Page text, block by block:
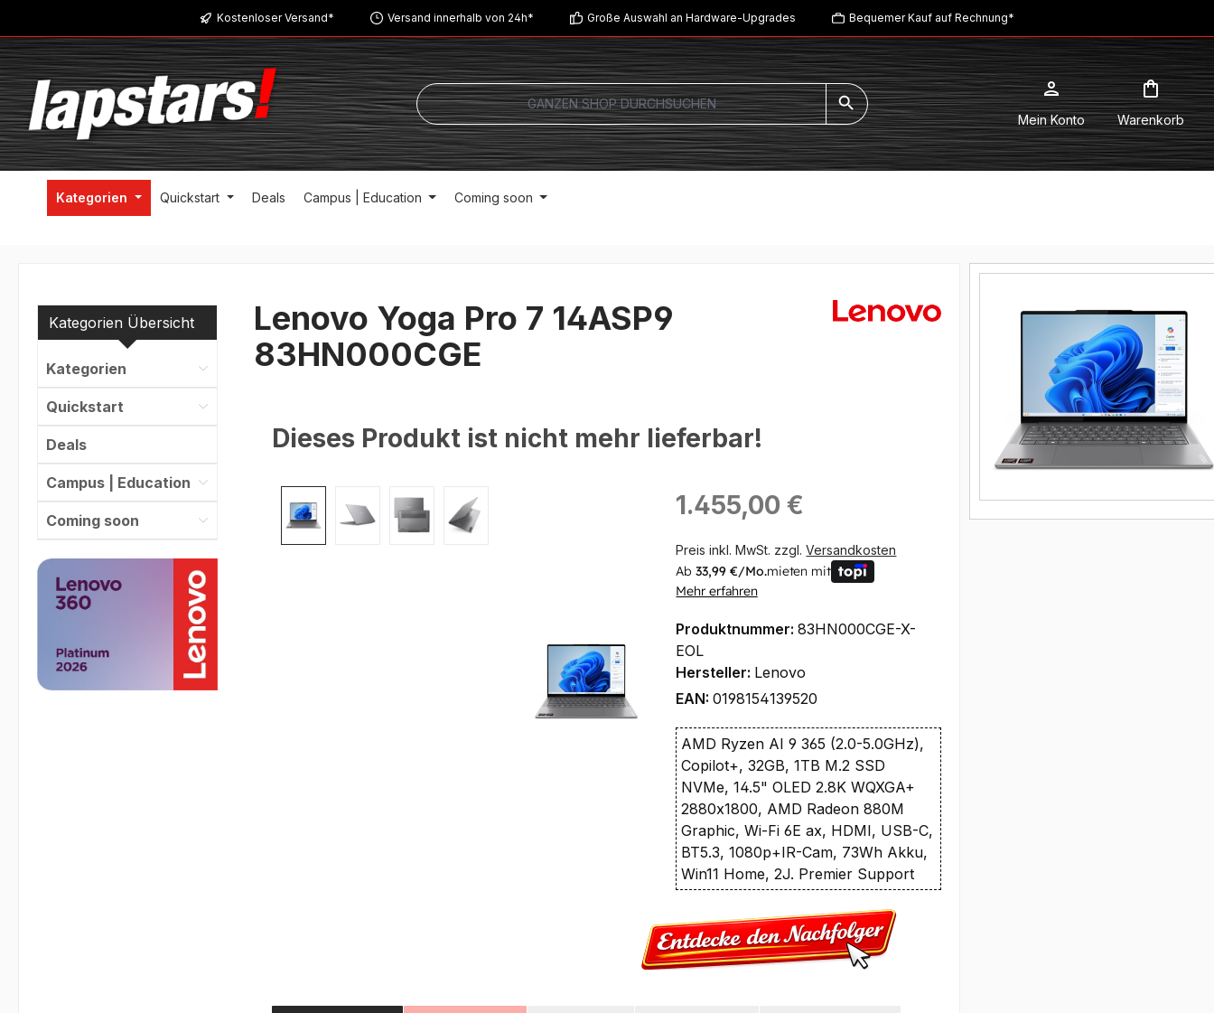
Zur Hauptnavigation springenKostenloser Versand* Versand innerhalb von 24h* Große Auswahl an Hardware-Upgrades Bequemer Kauf auf Rechnung*
Mein Konto Warenkorb
Kategorien Quickstart Deals Campus | Education Coming soon
Kategorien Übersicht
Kategorien
Quickstart
Deals
Campus | Education
Coming soon
Lenovo Yoga Pro 7 14ASP9
83HN000CGE
Dieses Produkt ist nicht mehr lieferbar!
Bildergalerie überspringen Regulärer Preis:
1.455,00 €
Preis inkl. MwSt. zzgl.Versandkosten
Ab33,99 €/Mo.mieten mit
Mehr erfahren
Produktnummer:83HN000CGE-X-
EOL
Hersteller: Lenovo
EAN:0198154139520
AMD Ryzen AI 9 365 (2.0-5.0GHz),
Copilot+, 32GB, 1TB M.2 SSD
NVMe, 14.5" OLED 2.8K WQXGA+
2880x1800, AMD Radeon 880M
Graphic, Wi-Fi 6E ax, HDMI, USB-C,
BT5.3, 1080p+IR-Cam, 73Wh Akku,
Win11 Home, 2J. Premier Support